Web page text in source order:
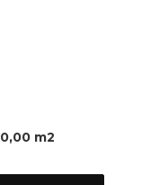
0,00 m2